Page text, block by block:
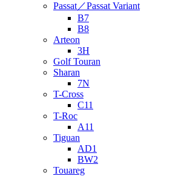
Passat／Passat Variant
B7
B8
Arteon
3H
Golf Touran
Sharan
7N
T-Cross
C11
T-Roc
A11
Tiguan
AD1
BW2
Touareg